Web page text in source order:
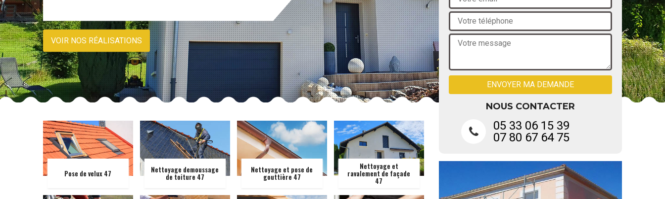
VOIR NOS RÉALISATIONS
Pose de velux 47 Nettoyage demoussage
de toiture 47
Nettoyage et pose de
gouttière 47
Nettoyage et
ravalement de façade
47
NOUS CONTACTER
05 33 06 15 39
07 80 67 64 75